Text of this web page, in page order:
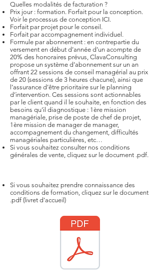
Quelles modalités de facturation ?
Prix jour : formation. Forfait pour la conception.
Voir le processus de conception ICI.
Forfait par projet pour le conseil.
Forfait par accompagnement individuel.
Formule par abonnement : en contrepartie du
versement en début d’année d’un acompte de
20% des honoraires prévus, ClavaConsulting
propose un système d’abonnement sur un an
offrant 22 sessions de conseil managérial au prix
de 20 (sessions de 3 heures chacune), ainsi que
l’assurance d’être prioritaire sur le planning
d’intervention. Ces sessions sont actionnables
par le client quand il le souhaite, en fonction des
besoins qu’il diagnostique : 1ère mission
managériale, prise de poste de chef de projet,
1ère mission de manager de manager,
accompagnement du changement, difficultés
managériales particulières, etc…
Si vous souhaitez consulter nos conditions
générales de vente, cliquez sur le document .pdf.
Si vous souhaitez prendre connaissance des
conditions de formation, cliquez sur le document
.pdf (livret d'accueil)